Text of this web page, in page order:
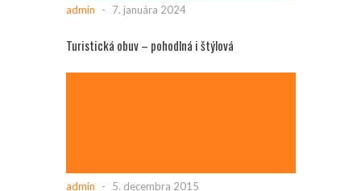
admin - 7. januára 2024
Turistická obuv – pohodlná i štýlová
admin - 5. decembra 2015